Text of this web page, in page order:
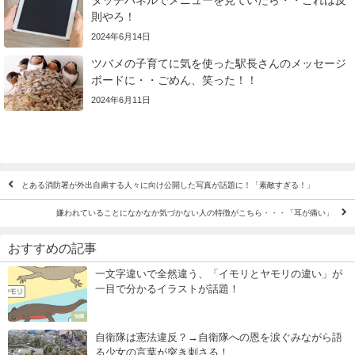
則やろ！
2024年6月14日
ツバメの子育てに気を使った駅長さんのメッセージ
ボードに・・ごめん、笑った！！
2024年6月11日
とある消防署が外出自粛する人々に向け公開した写真が話題に！「素敵すぎる！」
嫌われていることになかなか気づかない人の特徴がこちら・・・「耳が痛い」
おすすめの記事
知識
一文字違いで全然違う、「イモリとヤモリの違い」が
一目で分かるイラストが話題！
自衛隊は憲法違反？→自衛隊への恩を涙ぐみながら語
る少女の言葉が突き刺さる！